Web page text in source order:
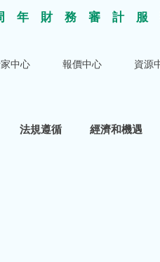
年財務審計服
中心 報價中心 資源
法規遵循 經濟和機遇